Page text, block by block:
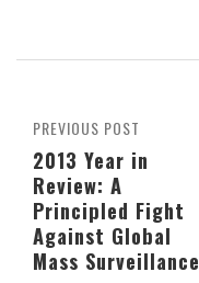
PREVIOUS POST
2013 Year in
Review: A
Principled Fight
Against Global
Mass Surveillance